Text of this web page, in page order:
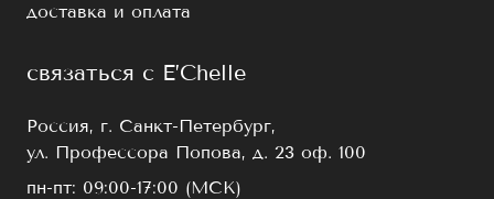
доставка и оплата
связаться с E’Chelle
Россия, г. Санкт-Петербург,
ул. Профессора Попова, д. 23 оф. 100
пн-пт: 09:00-17:00 (МСК)